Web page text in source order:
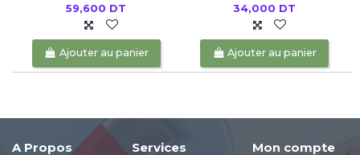
59,600 DT
Ajouter au panier
34,000 DT
Ajouter au panier
A Propos Services Mon compte